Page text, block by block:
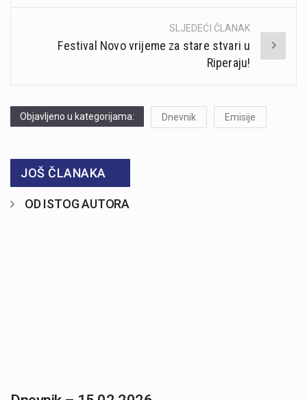
SLJEDEĆI ČLANAK
Festival Novo vrijeme za stare stvari u
Riperaju!
Objavljeno u kategorijama: Dnevnik Emisije
JOŠ ČLANAKA
OD ISTOG AUTORA